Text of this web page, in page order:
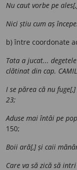
Nu caut vorbe pe
Nici știu cum aș
b) între coordonate
Tata a jucat...
clătinat din cap. CAMIL
I se părea că nu
23;
Aduse mai întâi pe
150;
Boii ară[,] și caii
Care va să zică să